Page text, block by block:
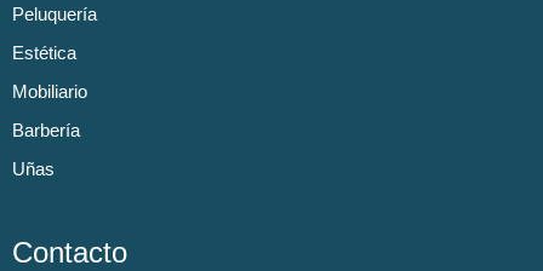
Peluquería
Estética
Mobiliario
Barbería
Uñas
Contacto